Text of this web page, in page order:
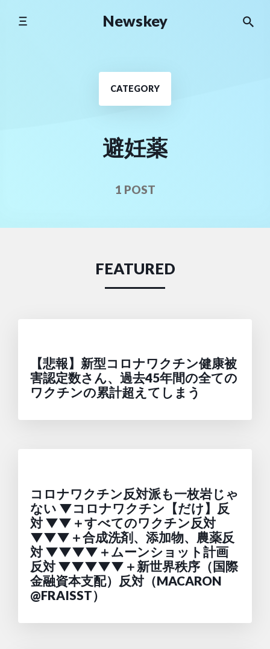
Newskey
CATEGORY
避妊薬
1 POST
FEATURED
【悲報】新型コロナワクチン健康被
害認定数さん、過去45年間の全ての
ワクチンの累計超えてしまう
コロナワクチン反対派も一枚岩じゃ
ない ▼コロナワクチン【だけ】反
対 ▼▼＋すべてのワクチン反対
▼▼▼＋合成洗剤、添加物、農薬反
対 ▼▼▼▼＋ムーンショット計画
反対 ▼▼▼▼▼＋新世界秩序（国際
金融資本支配）反対（MACARON
@FRAISST）